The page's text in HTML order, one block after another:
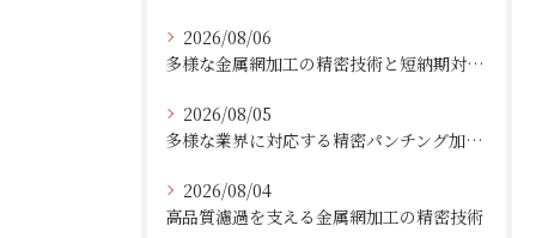
2026/08/06
多様な金属網加工の精密技術と短納期対応の実例
2026/08/05
多様な業界に対応する精密パンチング加工の実践技術
2026/08/04
高品質濾過を支える金属網加工の精密技術